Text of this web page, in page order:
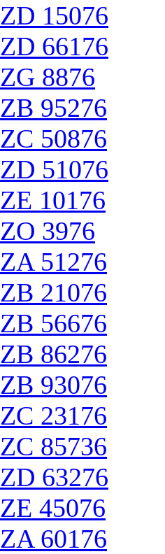
ZD 15076
ZD 66176
ZG 8876
ZB 95276
ZC 50876
ZD 51076
ZE 10176
ZO 3976
ZA 51276
ZB 21076
ZB 56676
ZB 86276
ZB 93076
ZC 23176
ZC 85736
ZD 63276
ZE 45076
ZA 60176